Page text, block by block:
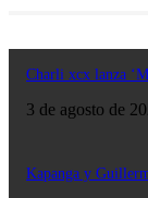
Charli xcx lanza
3 de agosto de
Kapanga y